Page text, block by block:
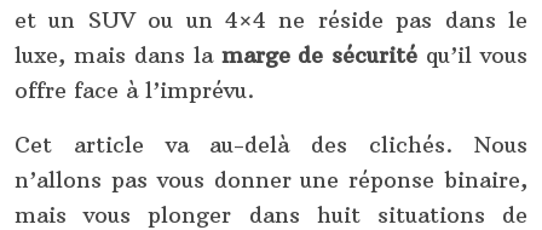
et un SUV ou un 4×4 ne réside pas dans le
luxe, mais dans la marge de sécurité qu’il vous
offre face à l’imprévu.
Cet article va au-delà des clichés. Nous
n’allons pas vous donner une réponse binaire,
mais vous plonger dans huit situations de